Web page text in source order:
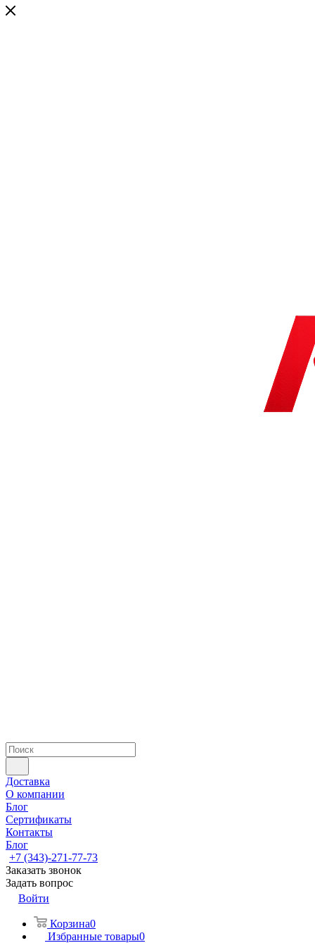
Доставка
О компании
Блог
Сертификаты
Контакты
Блог
+7 (343)-271-77-73
Заказать звонок
Задать вопрос
Войти
Корзина0
Избранные товары0